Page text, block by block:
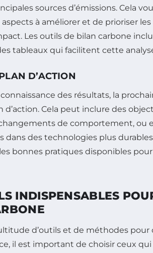
sources d’émissions. Cela
à améliorer et de prioriser
Les outils de bilan carbone
tableaux qui facilitent cette
D’ACTION
des résultats, la
d’action. Cela peut inclure des
de comportement, ou
dans des technologies plus
bonnes pratiques disponibles
INDISPENSABLES
d’outils et de méthodes pour
il est important de choisir ceux